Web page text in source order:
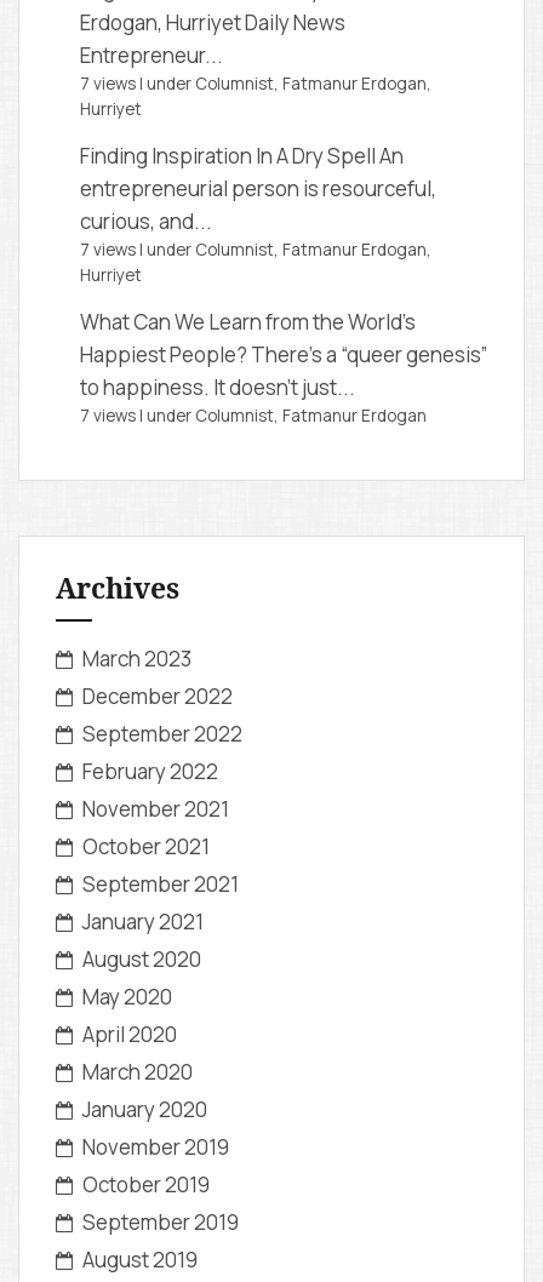
Erdogan, Hurriyet Daily News
Entrepreneur...
7 views | under Columnist, Fatmanur Erdogan,
Hurriyet
Finding Inspiration In A Dry SpellAn
entrepreneurial person is resourceful,
curious, and...
7 views | under Columnist, Fatmanur Erdogan,
Hurriyet
What Can We Learn from the World’s
Happiest People? There’s a “queer genesis”
to happiness. It doesn’t just...
7 views | under Columnist, Fatmanur Erdogan
Archives
March 2023
December 2022
September 2022
February 2022
November 2021
October 2021
September 2021
January 2021
August 2020
May 2020
April 2020
March 2020
January 2020
November 2019
October 2019
September 2019
August 2019